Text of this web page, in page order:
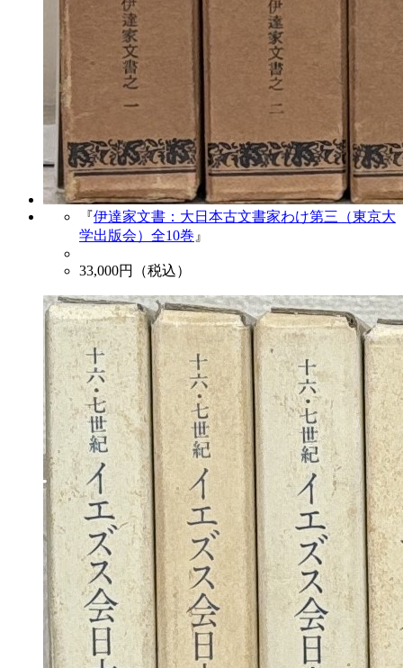
『伊達家文書：大日本古文書家わけ第三（東京大
学出版会）全10巻 』
33,000円（税込）